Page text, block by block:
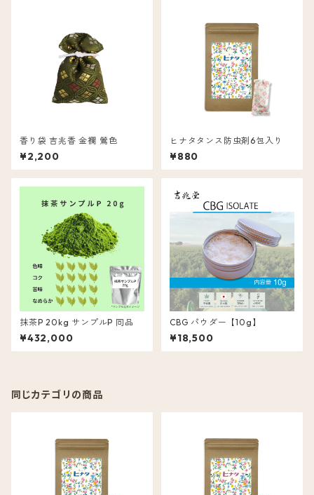
香り袋 吉兆香 金襴 鶯色
¥2,200
ヒナタタンス防虫剤6包入り
¥880
抹茶P 20kg サンプルP 同品
¥432,000
CBG パウダー【10g】
¥18,500
同じカテゴリの商品